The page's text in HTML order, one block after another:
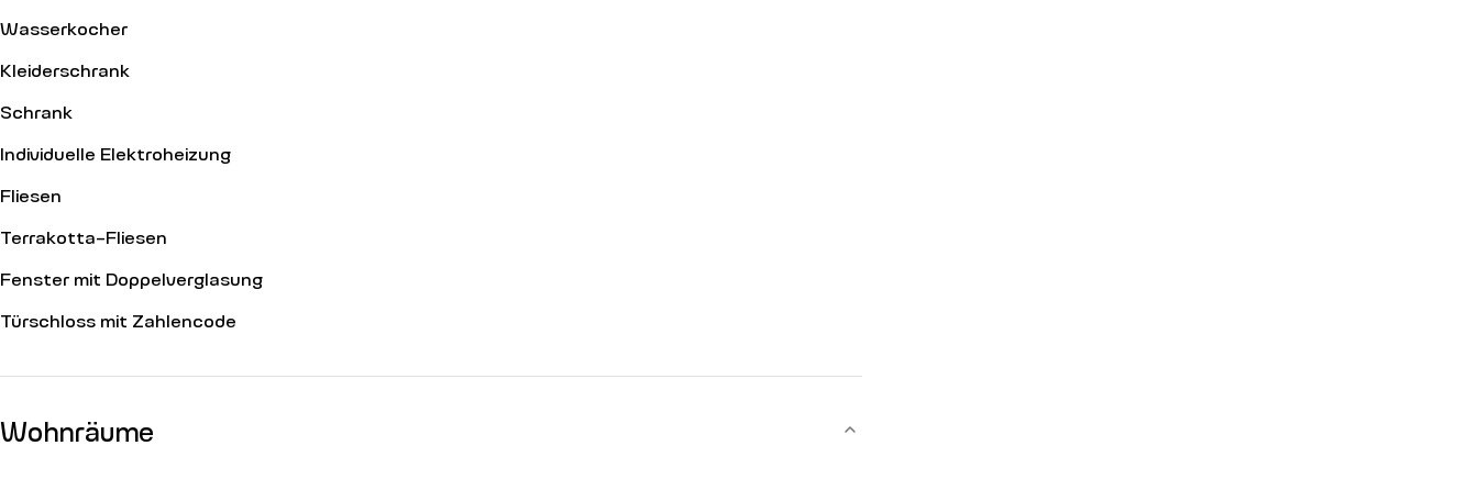
Wasserkocher
Kleiderschrank
Schrank
Individuelle Elektroheizung
Fliesen
Terrakotta-Fliesen
Fenster mit Doppelverglasung
Türschloss mit Zahlencode
Wohnräume